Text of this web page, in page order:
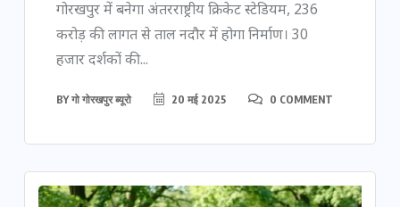
गोरखपुर में बनेगा अंतरराष्ट्रीय क्रिकेट स्टेडियम, 236
करोड़ की लागत से ताल नदौर में होगा निर्माण। 30
हजार दर्शकों की...
BYगो गोरखपुर ब्यूरो 20 मई 2025 0 COMMENT